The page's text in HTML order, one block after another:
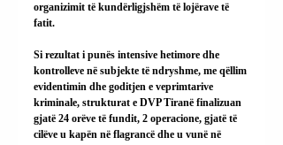
organizimit të kundërligjshëm të lojërave të
fatit.
Si rezultat i punës intensive hetimore dhe
kontrolleve në subjekte të ndryshme, me qëllim
evidentimin dhe goditjen e veprimtarive
kriminale, strukturat e DVP Tiranë finalizuan
gjatë 24 orëve të fundit, 2 operacione, gjatë të
cilëve u kapën në flagrancë dhe u vunë në